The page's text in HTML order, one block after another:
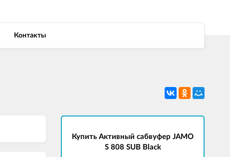
Контакты
Купить Активный сабвуфер JAMO
S 808 SUB Black